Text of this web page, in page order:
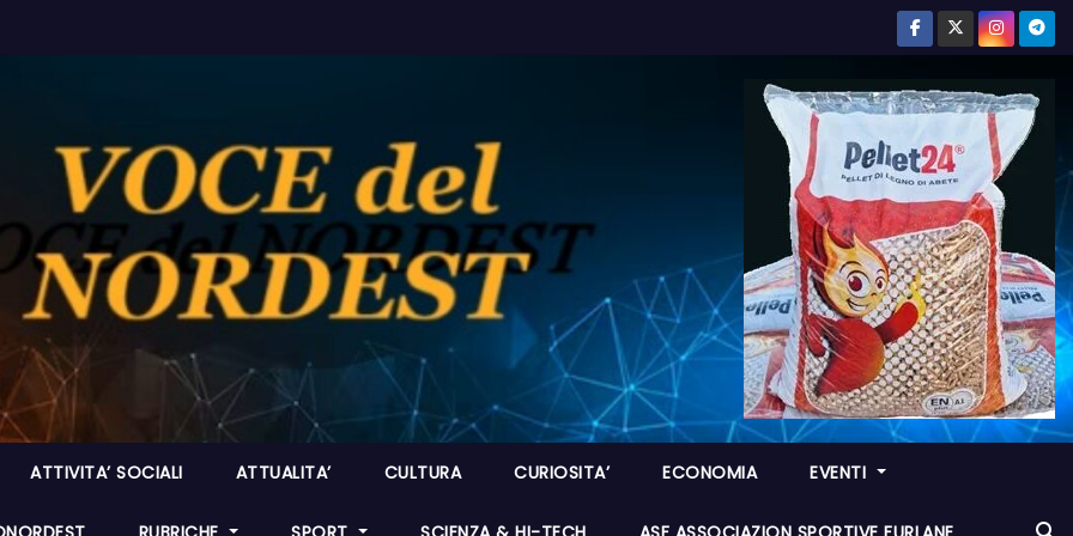
ATTIVITA’ SOCIALI ATTUALITA’ CULTURA CURIOSITA’ ECONOMIA EVENTI